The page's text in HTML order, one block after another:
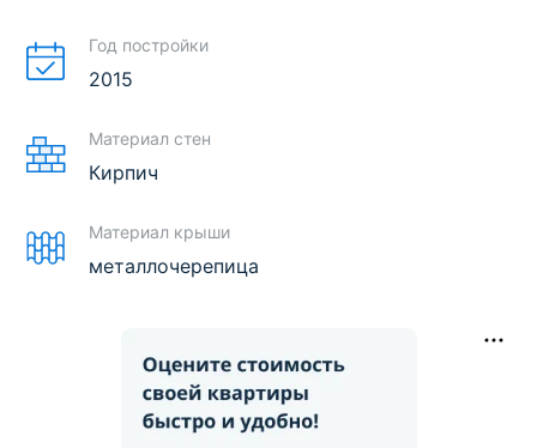
Год постройки
2015
Материал стен
Кирпич
Материал крыши
металлочерепица